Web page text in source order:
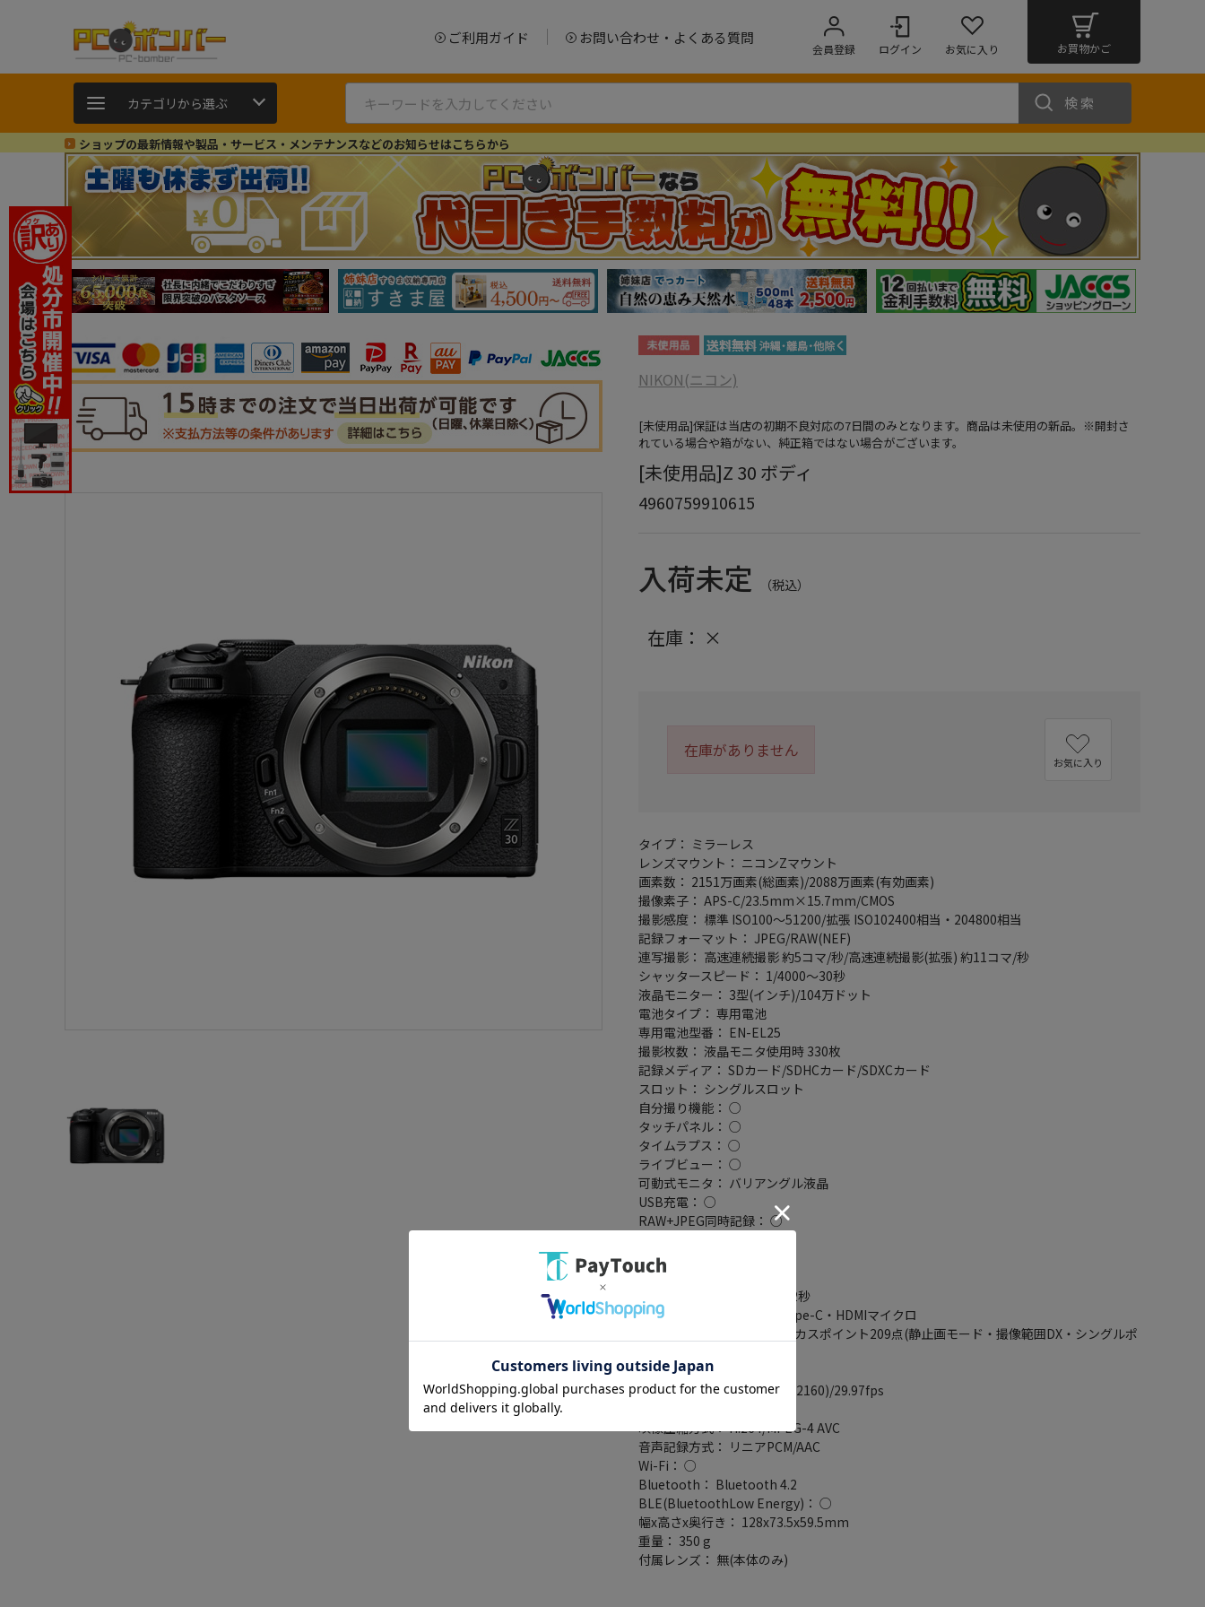
ご利用ガイド お問い合わせ・よくある質問
会員登録 ログイン お気に入り お買物かご
カテゴリから選ぶ 検索
ショップの最新情報や製品・サービス・メンテナンスなどのお知らせはこちらから
NIKON(ニコン)
[未使用品]保証は当店の初期不良対応の7日間のみとなります。商品は未使用の新品。※開封さ
れている場合や箱がない、純正箱ではない場合がございます。
[未使用品]Z 30 ボディ
4960759910615
入荷未定 （税込）
在庫： ×
在庫がありません
お気に入り
タイプ： ミラーレス
レンズマウント： ニコンZマウント
画素数： 2151万画素(総画素)/2088万画素(有効画素)
撮像素子： APS-C/23.5mm×15.7mm/CMOS
撮影感度： 標準 ISO100～51200/拡張 ISO102400相当・204800相当
記録フォーマット： JPEG/RAW(NEF)
連写撮影： 高速連続撮影 約5コマ/秒/高速連続撮影(拡張) 約11コマ/秒
シャッタースピード： 1/4000～30秒
液晶モニター： 3型(インチ)/104万ドット
電池タイプ： 専用電池
専用電池型番： EN-EL25
撮影枚数： 液晶モニタ使用時 330枚
記録メディア： SDカード/SDHCカード/SDXCカード
スロット： シングルスロット
自分撮り機能： ○
タッチパネル： ○
タイムラプス： ○
ライブビュー： ○
可動式モニタ： バリアングル液晶
USB充電： ○
RAW+JPEG同時記録： ○
RAW： 12bit/14bit
タイム： ○
セルフタイマー： 20/10/5/2秒
インターフェース： USB Type-C・HDMIマイクロ
AFセンサー測距点： フォーカスポイント209点(静止画モード・撮像範囲DX・シングルポ
4K対応： ○
動画記録画素数： 4K(3840x2160)/29.97fps
映像圧縮方式： H.264/MPEG-4 AVC
音声記録方式： リニアPCM/AAC
Wi-Fi： ○
Bluetooth： Bluetooth 4.2
BLE(BluetoothLow Energy)： ○
幅x高さx奥行き： 128x73.5x59.5mm
重量： 350 g
付属レンズ： 無(本体のみ)